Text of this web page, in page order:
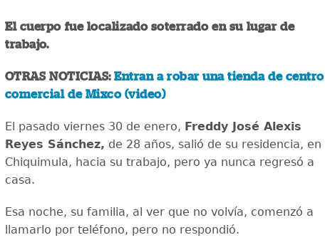
El cuerpo fue localizado soterrado en su lugar de
trabajo.
OTRAS NOTICIAS:Entran a robar una tienda de centro
comercial de Mixco (video)
El pasado viernes 30 de enero, Freddy José Alexis
Reyes Sánchez, de 28 años, salió de su residencia, en
Chiquimula, hacia su trabajo, pero ya nunca regresó a
casa.
Esa noche, su familia, al ver que no volvía, comenzó a
llamarlo por teléfono, pero no respondió.